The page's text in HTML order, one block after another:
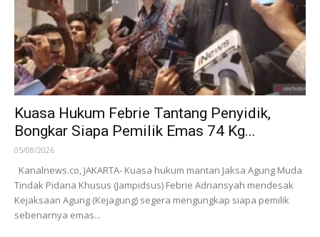
Kuasa Hukum Febrie Tantang Penyidik,
Bongkar Siapa Pemilik Emas 74 Kg...
05/08/2026
Kanalnews.co, JAKARTA- Kuasa hukum mantan Jaksa Agung Muda
Tindak Pidana Khusus (Jampidsus) Febrie Adriansyah mendesak
Kejaksaan Agung (Kejagung) segera mengungkap siapa pemilik
sebenarnya emas...